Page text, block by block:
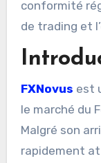
conformité
de trading et
FXNovus est
le marché du
Malgré son
rapidement